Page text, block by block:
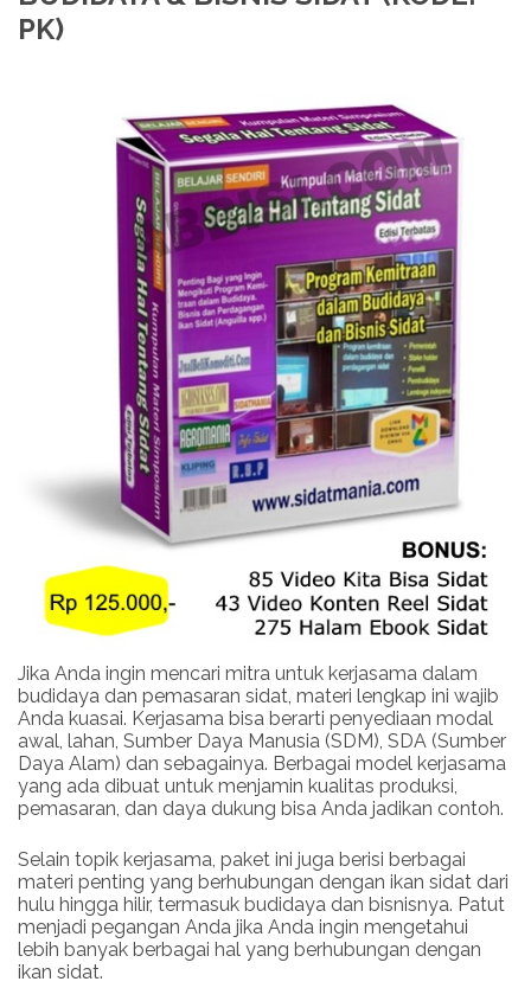
PK)
Jika Anda ingin mencari mitra untuk kerjasama dalam
budidaya dan pemasaran sidat, materi lengkap ini wajib
Anda kuasai. Kerjasama bisa berarti penyediaan modal
awal, lahan, Sumber Daya Manusia (SDM), SDA (Sumber
Daya Alam) dan sebagainya. Berbagai model kerjasama
yang ada dibuat untuk menjamin kualitas produksi,
pemasaran, dan daya dukung bisa Anda jadikan contoh.
Selain topik kerjasama, paket ini juga berisi berbagai
materi penting yang berhubungan dengan ikan sidat dari
hulu hingga hilir, termasuk budidaya dan bisnisnya. Patut
menjadi pegangan Anda jika Anda ingin mengetahui
lebih banyak berbagai hal yang berhubungan dengan
ikan sidat.